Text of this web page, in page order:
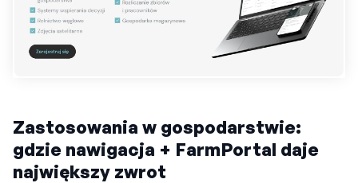
Zastosowania w gospodarstwie:
gdzie nawigacja + FarmPortal daje
największy zwrot